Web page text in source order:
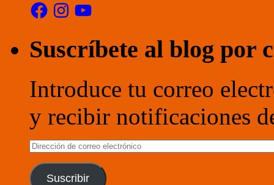
FacebookInstagramYouTube
Suscríbete al blog por
Introduce tu correo
y recibir notificaciones
Dirección
de
correo
electrónico
Suscribir